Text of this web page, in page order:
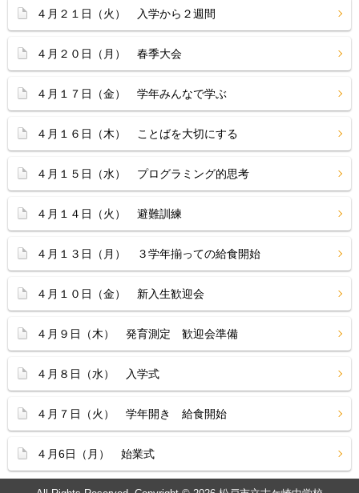
４月２１日（火） 入学から２週間
４月２０日（月） 春季大会
４月１７日（金） 学年みんなで学ぶ
４月１６日（木） ことばを大切にする
４月１５日（水） プログラミング的思考
４月１４日（火） 避難訓練
４月１３日（月） ３学年揃っての給食開始
４月１０日（金） 新入生歓迎会
４月９日（木） 発育測定 歓迎会準備
４月８日（水） 入学式
４月７日（火） 学年開き 給食開始
４月6日（月） 始業式